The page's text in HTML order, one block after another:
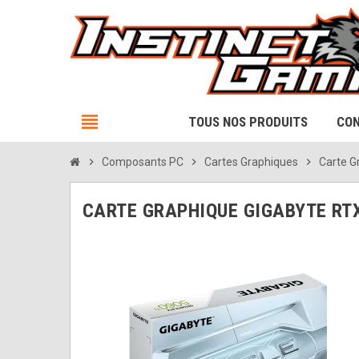
view_headline TOUS NOS PRODUITS
chevron_right Composants PC chevron_right Cartes Graphiques chevron_right Carte
CARTE GRAPHIQUE GIGABYTE